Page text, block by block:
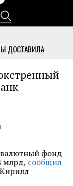
ДОСТАВИЛА
МЕДИАОБОРОНЫ
ОБЛАСТЬ
МНОГО
ПОМОЩЬ В
ДЛЯ УКРАИНСКИХ
фонд
млрд, сообщил